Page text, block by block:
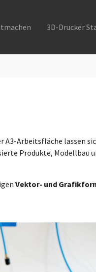
3D-Drucker
Arbeitsfläche lassen
Produkte, Modellbau
Vektor- und